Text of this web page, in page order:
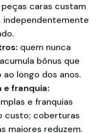
caras custam
independentemente
quem nunca
bônus que
longo dos anos.
e franquia:
e franquias
custo; coberturas
maiores reduzem.